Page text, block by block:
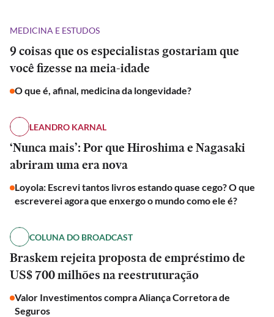
MEDICINA E ESTUDOS
9 coisas que os especialistas gostariam que
você fizesse na meia-idade
O que é, afinal, medicina da longevidade?
LEANDRO KARNAL
‘Nunca mais’: Por que Hiroshima e Nagasaki
abriram uma era nova
Loyola: Escrevi tantos livros estando quase cego? O que
escreverei agora que enxergo o mundo como ele é?
COLUNA DO BROADCAST
Braskem rejeita proposta de empréstimo de
US$ 700 milhões na reestruturação
Valor Investimentos compra Aliança Corretora de
Seguros